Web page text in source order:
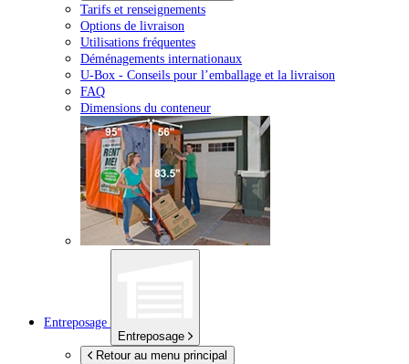
Tarifs et renseignements
Options de livraison
Utilisations fréquentes
Déménagements internationaux
U-Box - Conseils pour l’emballage et la livraison
FAQ
Dimensions du conteneur
Entreposage
Entreposage
Retour au menu principal